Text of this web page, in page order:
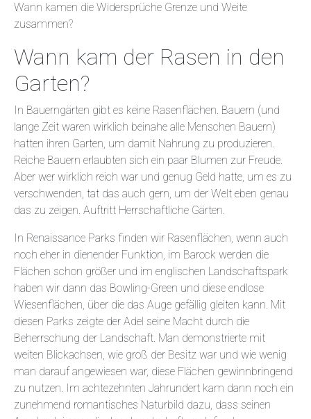
Wann kamen die Widersprüche Grenze und Weite
zusammen?
Wann kam der Rasen in den
Garten?
In Bauerngärten gibt es keine Rasenflächen. Bauern (und
lange Zeit waren wirklich beinahe alle Menschen Bauern)
hatten ihren Garten, um damit Nahrung zu produzieren.
Reiche Bauern erlaubten sich ein paar Blumen zur Freude.
Aber wer wirklich reich war und genug Geld hatte, um es zu
verschwenden, tat das auch gern, um der Welt eben genau
das zu zeigen. Auftritt Herrschaftliche Gärten.
In Renaissance Parks finden wir Rasenflächen, wenn auch
noch eher in dienender Funktion, im Barock werden die
Flächen schon größer und im englischen Landschaftspark
haben wir dann das Bowling-Green und diese endlose
Wiesenflächen, über die das Auge gefällig gleiten kann. Mit
diesen Parks zeigte der Adel seine Macht durch die
Beherrschung der Landschaft. Man demonstrierte mit
weiten Blickachsen, wie groß der Besitz war und wie wenig
man darauf angewiesen war, diese Flächen gewinnbringend
zu nutzen. Im achtezehnten Jahrundert kam dann noch ein
zunehmend romantisches Naturbild dazu, dass seinen